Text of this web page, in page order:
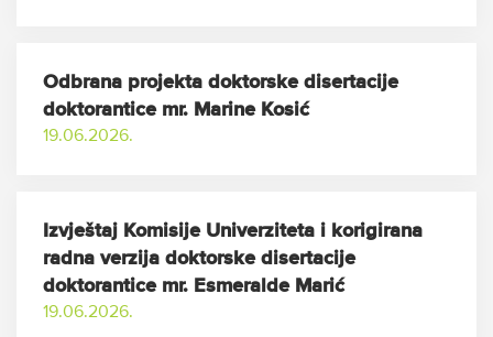
Odbrana projekta doktorske disertacije
doktorantice mr. Marine Kosić
19.06.2026.
Izvještaj Komisije Univerziteta i korigirana
radna verzija doktorske disertacije
doktorantice mr. Esmeralde Marić
19.06.2026.